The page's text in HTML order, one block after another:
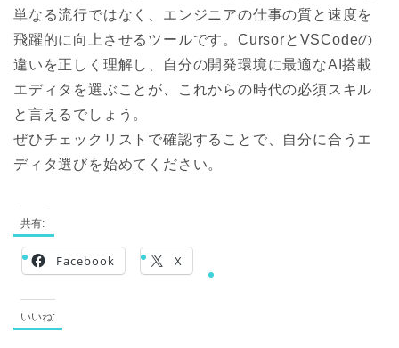
単なる流行ではなく、エンジニアの仕事の質と速度を
飛躍的に向上させるツールです。CursorとVSCodeの
違いを正しく理解し、自分の開発環境に最適なAI搭載
エディタを選ぶことが、これからの時代の必須スキル
と言えるでしょう。
ぜひチェックリストで確認することで、自分に合うエ
ディタ選びを始めてください。
共有:
Facebook X
いいね: